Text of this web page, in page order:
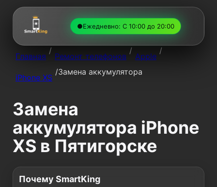
●Ежедневно: С 10:00 до 20:00
Главная
/
Ремонт телефонов
/
Apple
/
iPhone XS
/Замена аккумулятора
Замена
аккумулятора iPhone
XS в Пятигорске
Почему SmartKing